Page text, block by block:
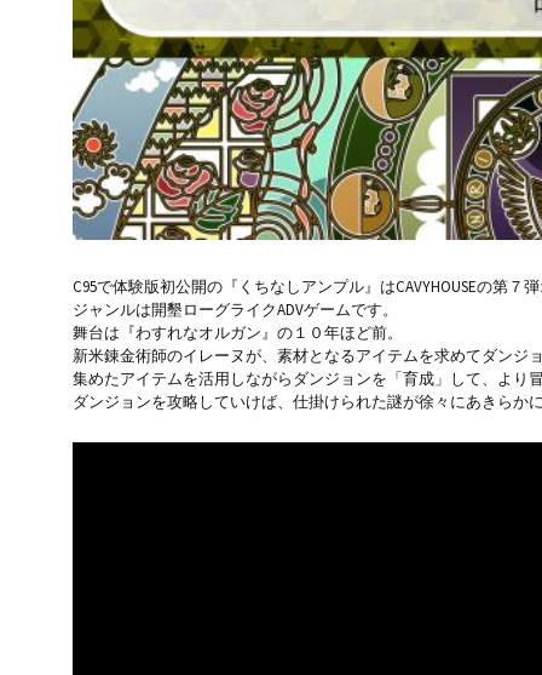
C95で体験版初公開の『くちなしアンプル』はCAVYHOUSEの第７
ジャンルは開墾ローグライクADVゲームです。
舞台は『わすれなオルガン』の１０年ほど前。
新米錬金術師のイレーヌが、素材となるアイテムを求めてダンジ
集めたアイテムを活用しながらダンジョンを「育成」して、より
ダンジョンを攻略していけば、仕掛けられた謎が徐々にあきらか